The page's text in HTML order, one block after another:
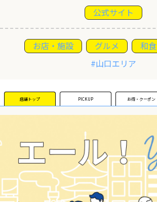
運営団体
新規登録の事業者の皆様
すでにご登録済み事業者の皆様
イベント情報の掲載はこちら
公式サイト
お店・施設 グルメ 和食
#山口エリア
店舗トップ PICKUP お得・クーポン